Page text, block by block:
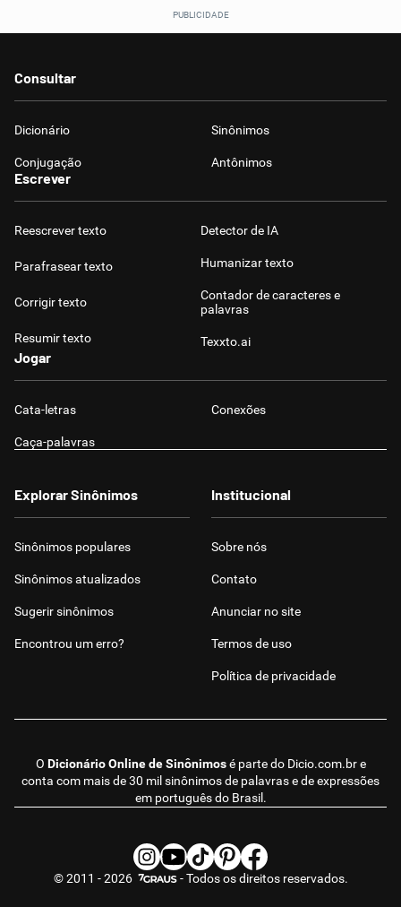
Consultar
Dicionário Sinônimos
Conjugação Antônimos
Escrever
Reescrever texto
Parafrasear texto
Corrigir texto
Resumir texto
Detector de IA
Humanizar texto
Contador de caracteres e
palavras
Texxto.ai
Jogar
Cata-letras Conexões
Caça-palavras
O Dicionário Online de Sinônimosé parte do Dicio.com.bre
conta com mais de 30 mil sinônimos de palavras e de expressões
em português do Brasil.
Explorar Sinônimos
Sinônimos populares
Sinônimos atualizados
Sugerir sinônimos
Encontrou um erro?
Institucional
Sobre nós
Contato
Anunciar no site
Termos de uso
Política de privacidade
© 2011 - 2026 - Todos os direitos reservados.